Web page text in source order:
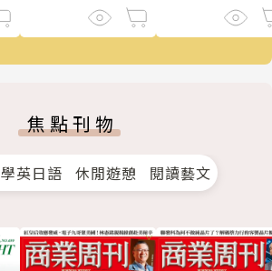
焦點刊物
學英日語 休閒遊憩 閱讀藝文